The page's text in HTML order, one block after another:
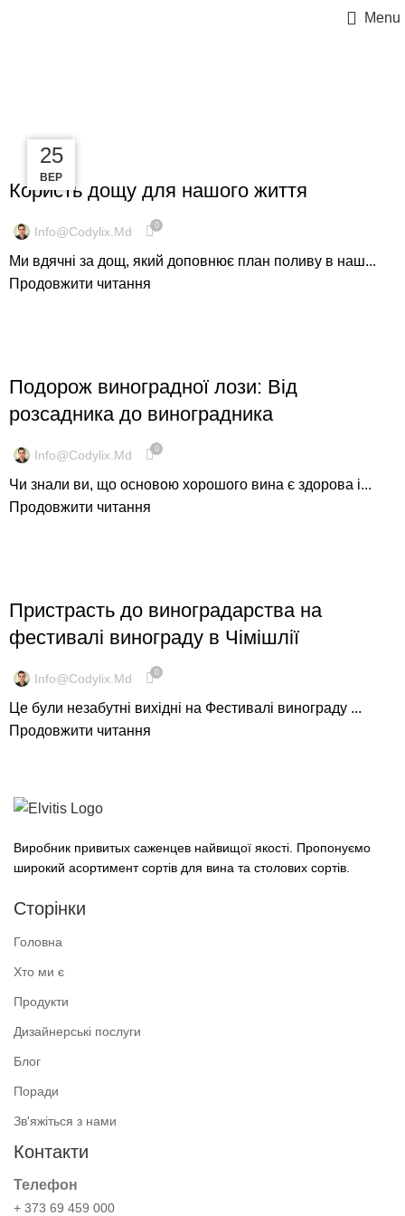
Menu
25
ВЕР
ДОГЛЯД ТА ОБСЛУГОВУВАННЯ
Користь дощу для нашого життя
Info@codylix.md 0
Ми вдячні за дощ, який доповнює план поливу в наш...
Продовжити читання
25
ВЕР
Подорож виноградної лози: Від
розсадника до виноградника
Info@codylix.md 0
Чи знали ви, що основою хорошого вина є здорова і...
Продовжити читання
25
ВЕР
Пристрасть до виноградарства на
фестивалі винограду в Чімішлії
Info@codylix.md 0
Це були незабутні вихідні на Фестивалі винограду ...
Продовжити читання
Виробник привитых саженцев найвищої якості. Пропонуємо
широкий асортимент сортів для вина та столових сортів.
Сторінки
Головна
Хто ми є
Продукти
Дизайнерські послуги
Блог
Поради
Зв'яжіться з нами
Контакти
Телефон
+ 373 69 459 000